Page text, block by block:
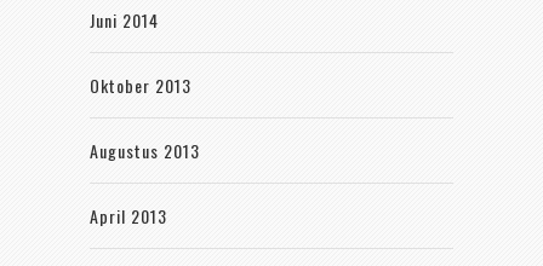
Juni 2014
Oktober 2013
Augustus 2013
April 2013